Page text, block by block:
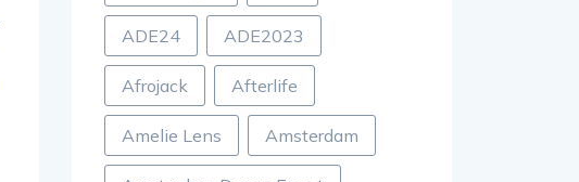
ADE24 ADE2023
Afrojack Afterlife
Amelie Lens Amsterdam